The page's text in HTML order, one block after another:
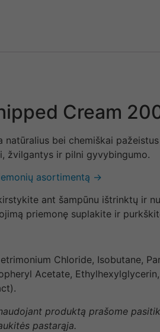
Cream
bei chemiškai
žvilgantys ir pilni gyvybingumo.
asortimentą →
ant šampūnu ištrinktų ir
priemonę suplakite ir
Chloride, Isobutane,
Acetate,
produktą prašome
pastarąja.